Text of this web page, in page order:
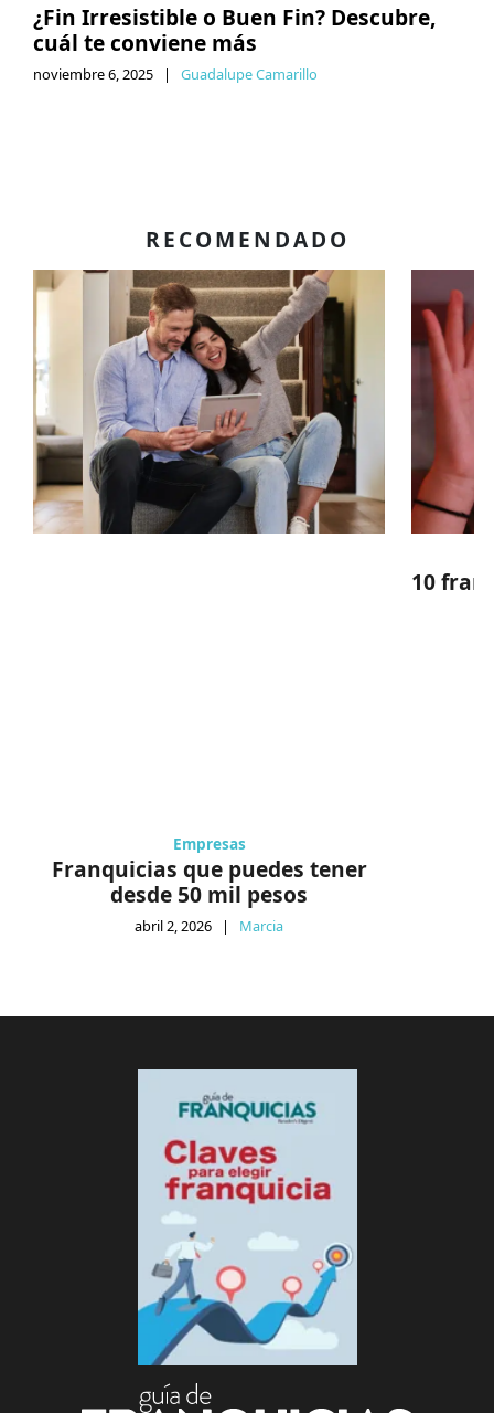
¿Fin Irresistible o Buen Fin? Descubre,
cuál te conviene más
noviembre 6, 2025 | Guadalupe Camarillo
RECOMENDADO
Empresas
Franquicias que puedes tener
desde 50 mil pesos
abril 2, 2026 | Marcia
10